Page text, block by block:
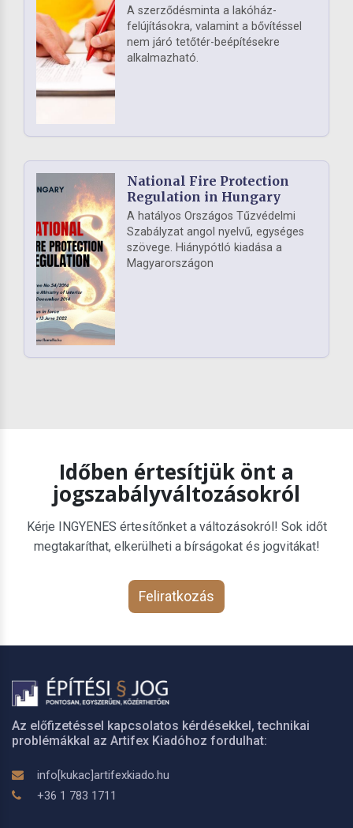
A szerződésminta a lakóház-
felújításokra, valamint a bővítéssel
nem járó tetőtér-beépítésekre
alkalmazható.
National Fire Protection
Regulation in Hungary
A hatályos Országos Tűzvédelmi
Szabályzat angol nyelvű, egységes
szövege. Hiánypótló kiadása a
Magyarországon
Időben értesítjük önt a
jogszabályváltozásokról
Kérje INGYENES értesítőnket a változásokról! Sok időt
megtakaríthat, elkerülheti a bírságokat és jogvitákat!
Feliratkozás
Az előfizetéssel kapcsolatos kérdésekkel, technikai
problémákkal az Artifex Kiadóhoz fordulhat:
info[kukac]artifexkiado.hu
+36 1 783 1711